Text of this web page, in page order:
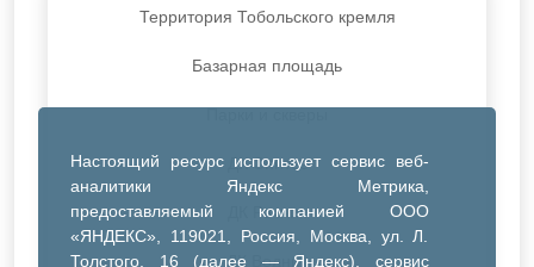
Настоящий ресурс использует сервис веб-
аналитики Яндекс Метрика,
предоставляемый компанией ООО
«ЯНДЕКС», 119021, Россия, Москва, ул. Л.
Толстого, 16 (далее — Яндекс), сервис
Территория Тобольского кремля
Базарная площадь
ДК Синтез
ДК Речник
ДК Водник